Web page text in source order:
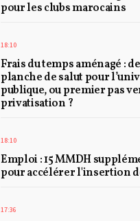
pour les clubs marocains
18:10
Frais du temps aménagé :
planche de salut pour
publique, ou premier pas
privatisation ?
18:10
Emploi : 15 MMDH
pour accélérer l'insertion
17:36